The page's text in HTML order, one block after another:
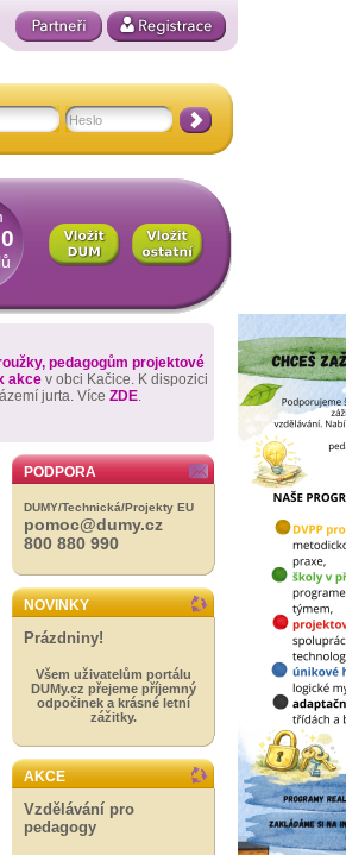
pedagogům projektové
akce v obci Kačice. K dispozici
jurta. Více ZDE.
PODPORA
DUMY/Technická/Projekty EU
pomoc@dumy.cz
800 880 990
NOVINKY
Prázdniny!
Všem uživatelům portálu
DUMy.cz přejeme příjemný
odpočinek a krásné letní
zážitky.
AKCE
Vzdělávání pro
pedagogy